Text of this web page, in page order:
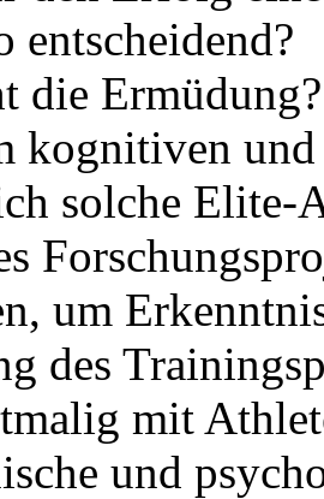
entscheidend?
die Ermüdung?
kognitiven
solche Elite-
um
des
mit
und